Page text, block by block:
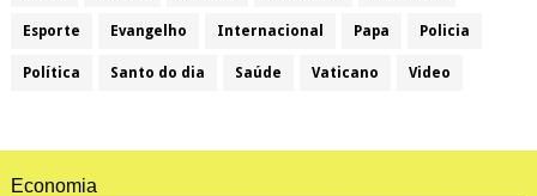
Esporte Evangelho Internacional Papa Policia
Política Santo do dia Saúde Vaticano Video
Economia